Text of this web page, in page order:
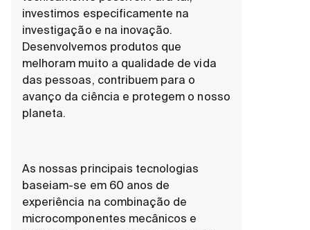
investimos especificamente na
investigação e na inovação.
Desenvolvemos produtos que
melhoram muito a qualidade de vida
das pessoas, contribuem para o
avanço da ciência e protegem o nosso
planeta.
As nossas principais tecnologias
baseiam-se em 60 anos de
experiência na combinação de
microcomponentes mecânicos e